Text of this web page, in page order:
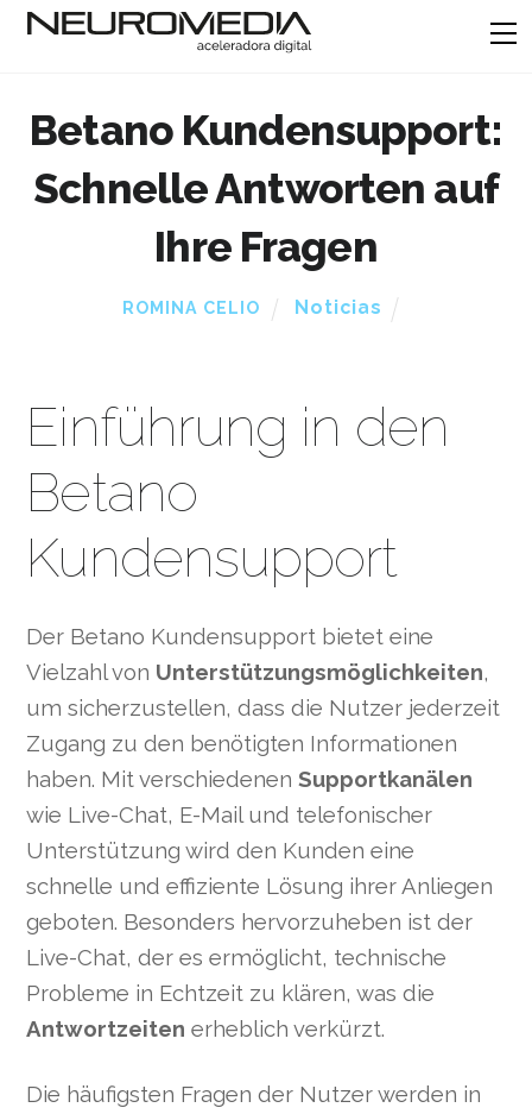
Betano Kundensupport:
Schnelle Antworten auf
Ihre Fragen
ROMINA CELIO Noticias
Einführung in den
Betano
Kundensupport
Der Betano Kundensupport bietet eine
Vielzahl von Unterstützungsmöglichkeiten,
um sicherzustellen, dass die Nutzer jederzeit
Zugang zu den benötigten Informationen
haben. Mit verschiedenenSupportkanälen
wie Live-Chat, E-Mail und telefonischer
Unterstützung wird den Kunden eine
schnelle und effiziente Lösung ihrer Anliegen
geboten. Besonders hervorzuheben ist der
Live-Chat, der es ermöglicht, technische
Probleme in Echtzeit zu klären, was die
Antwortzeiten erheblich verkürzt.
Die häufigsten Fragen der Nutzer werden in